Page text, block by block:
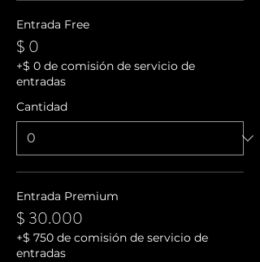
Entrada Free
$ 0
+$ 0 de comisión de servicio de
entradas
Cantidad
Entrada Premium
$ 30.000
+$ 750 de comisión de servicio de
entradas